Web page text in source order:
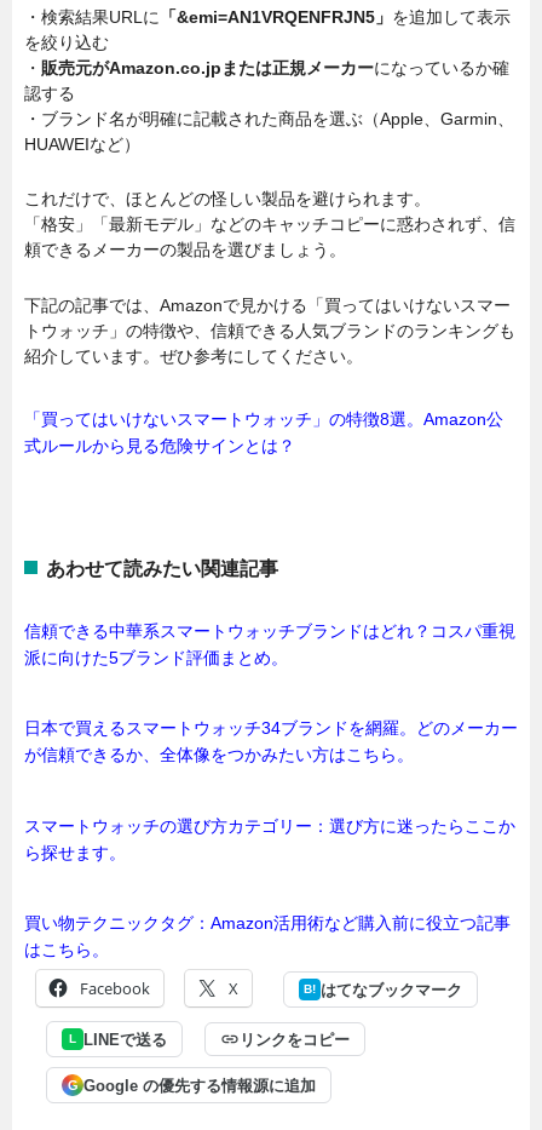
・検索結果URLに 「&emi=AN1VRQENFRJN5」 を追加して表示
を絞り込む
・ 販売元がAmazon.co.jpまたは正規メーカーになっているか確
認する
・ブランド名が明確に記載された商品を選ぶ（Apple、Garmin、
HUAWEIなど）
これだけで、ほとんどの怪しい製品を避けられます。
「格安」「最新モデル」などのキャッチコピーに惑わされず、信
頼できるメーカーの製品を選びましょう。
下記の記事では、Amazonで見かける「買ってはいけないスマー
トウォッチ」の特徴や、信頼できる人気ブランドのランキングも
紹介しています。ぜひ参考にしてください。
「買ってはいけないスマートウォッチ」の特徴8選。Amazon公
式ルールから見る危険サインとは？
あわせて読みたい関連記事
信頼できる中華系スマートウォッチブランドはどれ？コスパ重視
派に向けた5ブランド評価まとめ。
日本で買えるスマートウォッチ34ブランドを網羅。どのメーカー
が信頼できるか、全体像をつかみたい方はこちら。
スマートウォッチの選び方カテゴリー：選び方に迷ったらここか
ら探せます。
買い物テクニックタグ：Amazon活用術など購入前に役立つ記事
はこちら。
Facebook X B! はてなブックマーク
L LINEで送る リンクをコピー
G Google の優先する情報源に追加